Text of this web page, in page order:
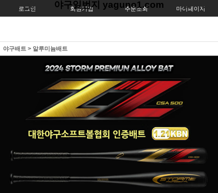
로그인 회원가입 주문조회 마이페이지
야구일번지 yaguno1.com
야구배트 > 알루미늄배트